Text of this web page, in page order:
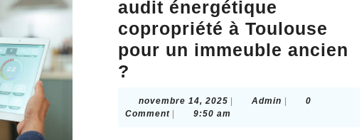
audit énergétique
copropriété à Toulouse
pour un immeuble ancien
?
sert
novembre 14, 2025 novembre
14,
| Admin Admin
|
0
Comment | 9:50 am